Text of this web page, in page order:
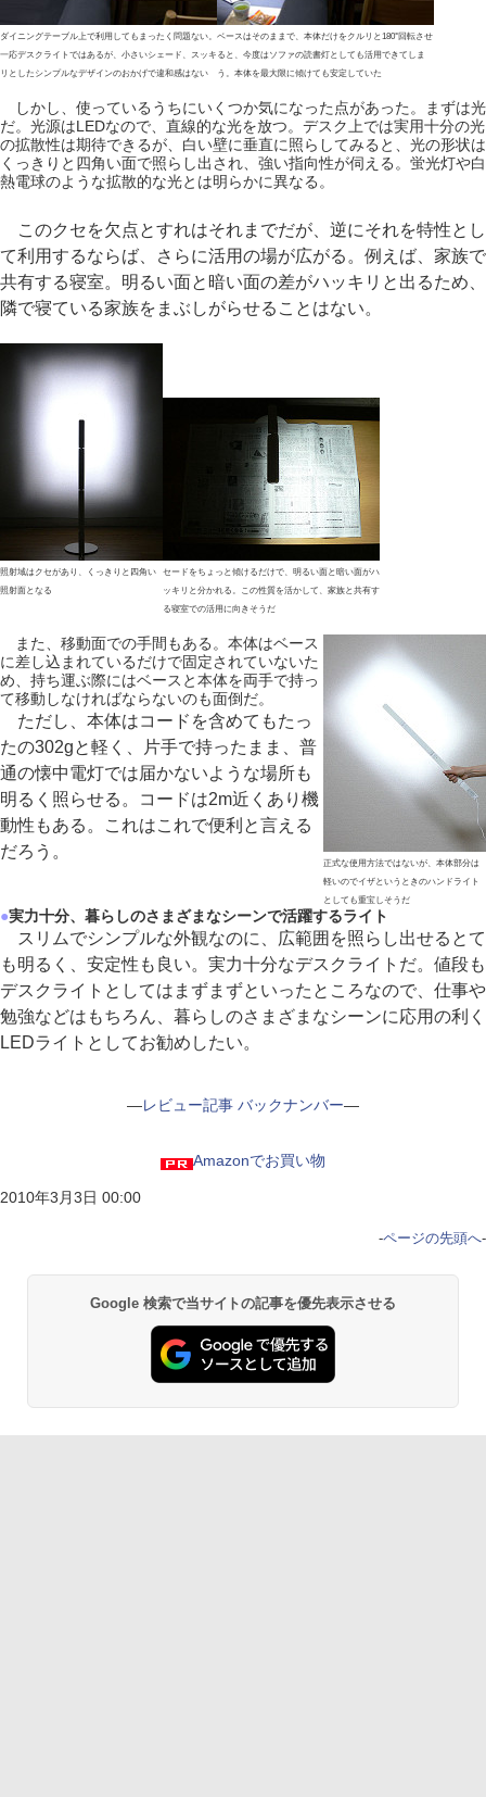
ダイニングテーブル上で利用してもまったく問題ない。
一応デスクライトではあるが、小さいシェード、スッキ
リとしたシンプルなデザインのおかげで違和感はない
ベースはそのままで、本体だけをクルリと180°回転させ
ると、今度はソファの読書灯としても活用できてしま
う。本体を最大限に傾けても安定していた
しかし、使っているうちにいくつか気になった点があった。まずは光
だ。光源はLEDなので、直線的な光を放つ。デスク上では実用十分の光
の拡散性は期待できるが、白い壁に垂直に照らしてみると、光の形状は
くっきりと四角い面で照らし出され、強い指向性が伺える。蛍光灯や白
熱電球のような拡散的な光とは明らかに異なる。
このクセを欠点とすれはそれまでだが、逆にそれを特性とし
て利用するならば、さらに活用の場が広がる。例えば、家族で
共有する寝室。明るい面と暗い面の差がハッキリと出るため、
隣で寝ている家族をまぶしがらせることはない。
照射域はクセがあり、くっきりと四角い
照射面となる
セードをちょっと傾けるだけで、明るい面と暗い面がハ
ッキリと分かれる。この性質を活かして、家族と共有す
る寝室での活用に向きそうだ
正式な使用方法ではないが、本体部分は
軽いのでイザというときのハンドライト
としても重宝しそうだ
また、移動面での手間もある。本体はベース
に差し込まれているだけで固定されていないた
め、持ち運ぶ際にはベースと本体を両手で持っ
て移動しなければならないのも面倒だ。
ただし、本体はコードを含めてもたっ
たの302gと軽く、片手で持ったまま、普
通の懐中電灯では届かないような場所も
明るく照らせる。コードは2m近くあり機
動性もある。これはこれで便利と言える
だろう。
●実力十分、暮らしのさまざまなシーンで活躍するライト
スリムでシンプルな外観なのに、広範囲を照らし出せるとて
も明るく、安定性も良い。実力十分なデスクライトだ。値段も
デスクライトとしてはまずまずといったところなので、仕事や
勉強などはもちろん、暮らしのさまざまなシーンに応用の利く
LEDライトとしてお勧めしたい。
―レビュー記事 バックナンバー―
Amazonでお買い物
2010年3月3日 00:00
-ページの先頭へ-
Google 検索で当サイトの記事を優先表示させる